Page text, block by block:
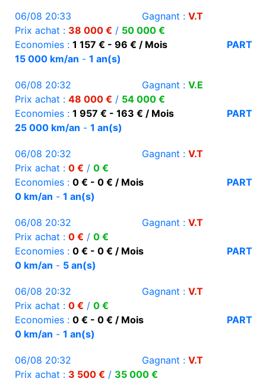
06/08 20:33 Gagnant : V.T
Prix achat : 38 000 € / 50 000 €
Economies : 1 157 € - 96 € / Mois
PART
15 000 km/an - 1 an(s)
06/08 20:32 Gagnant : V.E
Prix achat : 48 000 € / 54 000 €
Economies : 1 957 € - 163 € / Mois
PART
25 000 km/an - 1 an(s)
06/08 20:32 Gagnant : V.T
Prix achat : 0 € / 0 €
Economies : 0 € - 0 € / Mois
PART
0 km/an - 1 an(s)
06/08 20:32 Gagnant : V.T
Prix achat : 0 € / 0 €
Economies : 0 € - 0 € / Mois
PART
0 km/an - 5 an(s)
06/08 20:32 Gagnant : V.T
Prix achat : 0 € / 0 €
Economies : 0 € - 0 € / Mois
PART
0 km/an - 1 an(s)
06/08 20:32 Gagnant : V.T
Prix achat : 3 500 € / 35 000 €